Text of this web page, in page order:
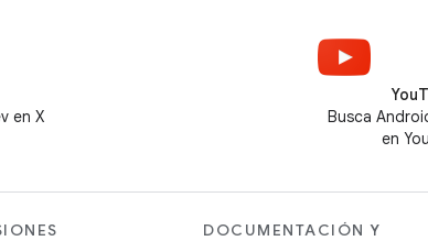
en X
Busca
en
DOCUMENTACIÓN Y